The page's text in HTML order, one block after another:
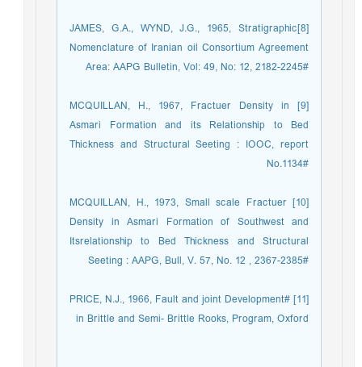
[8]JAMES, G.A., WYND, J.G., 1965, Stratigraphic
Nomenclature of Iranian oil Consortium Agreement
Area: AAPG Bulletin, Vol: 49, No: 12, 2182-2245#
[9] MCQUILLAN, H., 1967, Fractuer Density in
Asmari Formation and its Relationship to Bed
Thickness and Structural Seeting : IOOC, report
No.1134#
[10] MCQUILLAN, H., 1973, Small scale Fractuer
Density in Asmari Formation of Southwest and
Itsrelationship to Bed Thickness and Structural
Seeting : AAPG, Bull, V. 57, No. 12 , 2367-2385#
[11] #PRICE, N.J., 1966, Fault and joint Development
in Brittle and Semi- Brittle Rooks, Program, Oxford